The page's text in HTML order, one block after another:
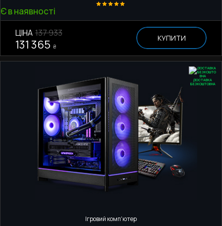
Є в наявності
ЦІНА 137 933
131 365 ₴
КУПИТИ
ДОСТАВКА
БЕЗКОШТОВНА
Ігровий комп'ютер